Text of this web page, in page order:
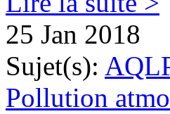
25 Jan 2018
Sujet(s):
Pollution